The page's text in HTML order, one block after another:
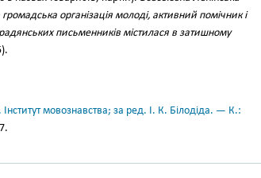
організація молоді, активний помічник і
письменників містилася в затишному
мовознавства; за ред. І. К. Білодіда. — К.: